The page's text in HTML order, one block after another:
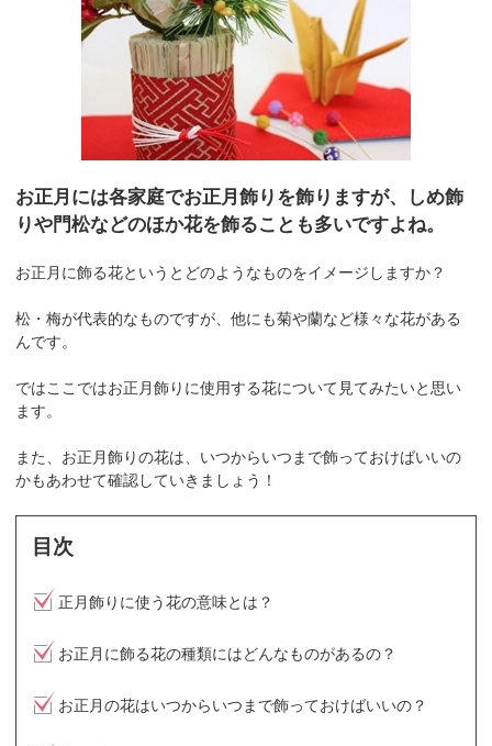
お正月には各家庭でお正月飾りを飾りますが、しめ飾
りや門松などのほか花を飾ることも多いですよね。
お正月に飾る花というとどのようなものをイメージしますか？
松・梅が代表的なものですが、他にも菊や蘭など様々な花がある
んです。
ではここではお正月飾りに使用する花について見てみたいと思い
ます。
また、お正月飾りの花は、いつからいつまで飾っておけばいいの
かもあわせて確認していきましょう！
目次
正月飾りに使う花の意味とは？
お正月に飾る花の種類にはどんなものがあるの？
お正月の花はいつからいつまで飾っておけばいいの？